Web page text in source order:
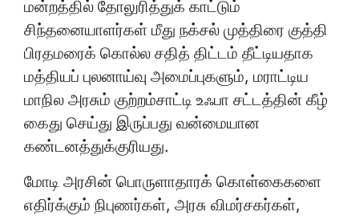
மன்றத்தில் தோலுரித்துக் காட்டும்
சிந்தனையாளர்கள் மீது நக்சல் முத்திரை குத்தி
பிரதமரைக் கொல்ல சதித் திட்டம் தீட்டியதாக
மத்தியப் புலனாய்வு அமைப்புகளும், மராட்டிய
மாநில அரசும் குற்றம்சாட்டி உஃபா சட்டத்தின் கீழ்
கைது செய்து இருப்பது வன்மையான
கண்டனத்துக்குரியது.
மோடி அரசின் பொருளாதாரக் கொள்கைகளை
எதிர்க்கும் நிபுணர்கள், அரசு விமர்சகர்கள்,